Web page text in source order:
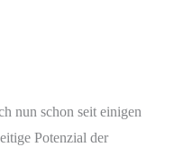
nun schon seit einigen
Potenzial der